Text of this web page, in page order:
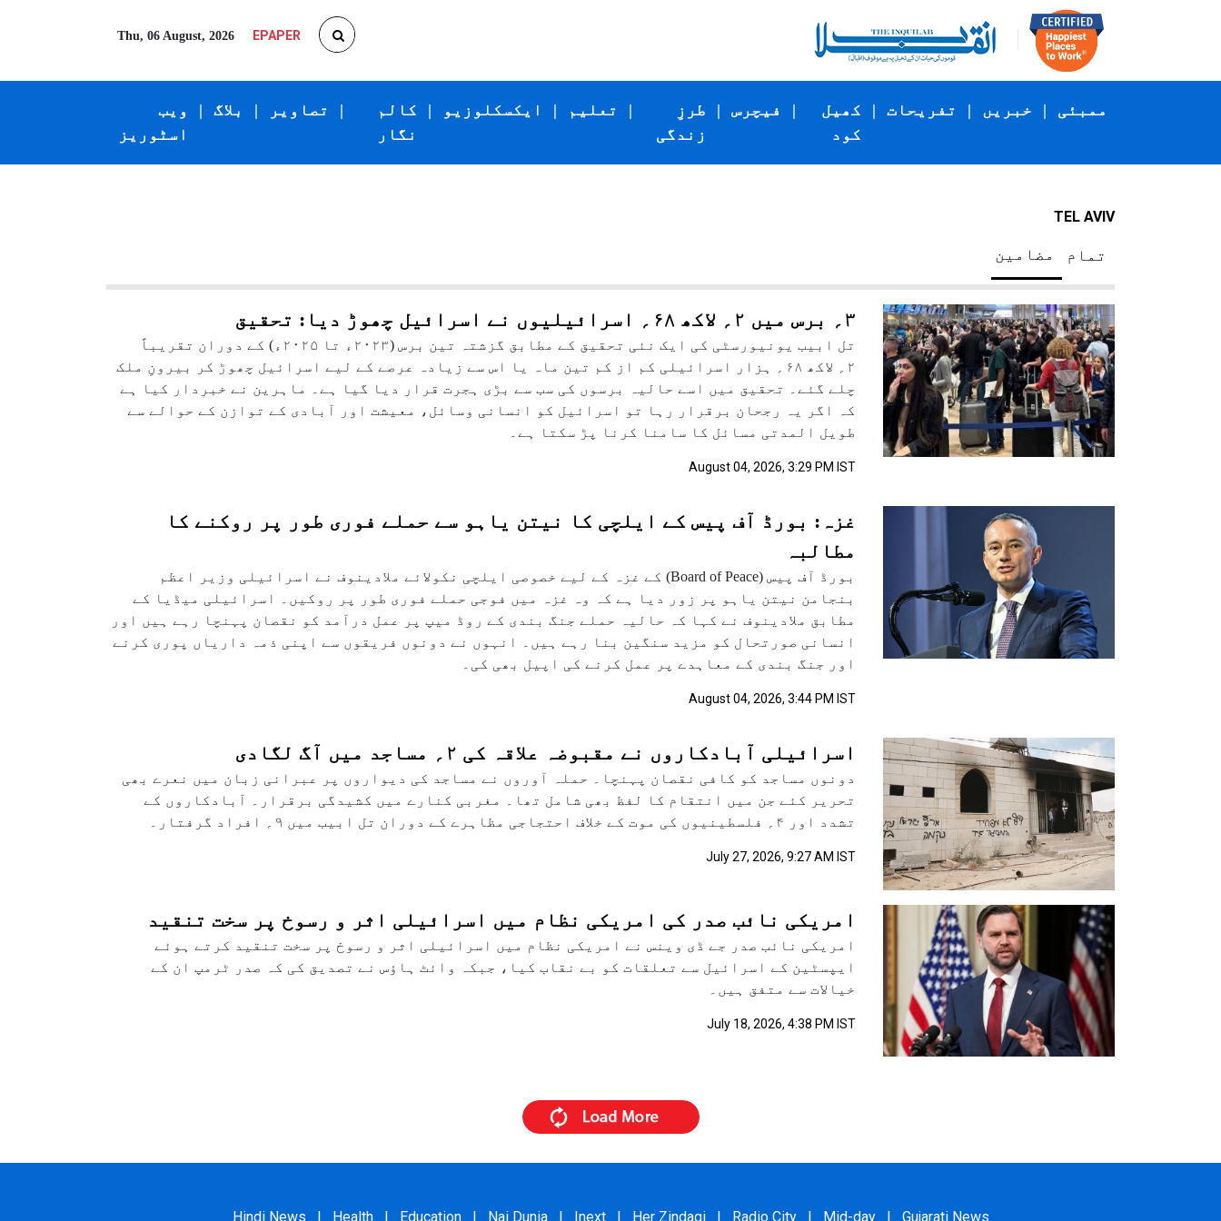
Thu, 06 August, 2026 EPAPER
ویب
اسٹوریز
| بلاگ | تصاویر |
کالم
نگار
| ایکسکلوزیو | تعلیم |
طرزِ
زندگی
| فیچرس |
کھیل
کود
| تفریحات | خبریں | ممبئی
TEL AVIV
مضامین تمام
۳؍ برس میں ۲؍ لاکھ ۶۸؍ اسرائیلیوں نے اسرائیل چھوڑ دیا: تحقیق
تل ابیب یونیورسٹی کی ایک نئی تحقیق کے مطابق گزشتہ تین برس (۲۰۲۳ء تا ۲۰۲۵ء) کے دوران تقریباً
۲؍ لاکھ ۶۸؍ ہزار اسرائیلی کم از کم تین ماہ یا اس سے زیادہ عرصے کے لیے اسرائیل چھوڑ کر بیرونِ ملک
چلے گئے۔ تحقیق میں اسے حالیہ برسوں کی سب سے بڑی ہجرت قرار دیا گیا ہے۔ ماہرین نے خبردار کیا ہے
کہ اگر یہ رجحان برقرار رہا تو اسرائیل کو انسانی وسائل، معیشت اور آبادی کے توازن کے حوالے سے
طویل المدتی مسائل کا سامنا کرنا پڑ سکتا ہے۔
August 04, 2026, 3:29 PM IST
غزہ: بورڈ آف پیس کے ایلچی کا نیتن یاہو سے حملے فوری طور پر روکنے کا
مطالبہ
بورڈ آف پیس (Board of Peace) کے غزہ کے لیے خصوصی ایلچی نکولائے ملادینوف نے اسرائیلی وزیر اعظم
بنجامن نیتن یاہو پر زور دیا ہے کہ وہ غزہ میں فوجی حملے فوری طور پر روکیں۔ اسرائیلی میڈیا کے
مطابق ملادینوف نے کہا کہ حالیہ حملے جنگ بندی کے روڈ میپ پر عمل درآمد کو نقصان پہنچا رہے ہیں اور
انسانی صورتحال کو مزید سنگین بنا رہے ہیں۔ انہوں نے دونوں فریقوں سے اپنی ذمہ داریاں پوری کرنے
اور جنگ بندی کے معاہدے پر عمل کرنے کی اپیل بھی کی۔
August 04, 2026, 3:44 PM IST
اسرائیلی آبادکاروں نے مقبوضہ علاقہ کی ۲؍ مساجد میں آگ لگادی
دونوں مساجد کو کافی نقصان پہنچا۔ حملہ آوروں نے مساجد کی دیواروں پر عبرانی زبان میں نعرے بھی
تحریر کئے جن میں انتقام کا لفظ بھی شامل تھا۔ مغربی کنارے میں کشیدگی برقرار۔ آبادکاروں کے
تشدد اور ۴؍ فلسطینیوں کی موت کے خلاف احتجاجی مظاہرے کے دوران تل ابیب میں ۹؍ افراد گرفتار۔
July 27, 2026, 9:27 AM IST
امریکی نائب صدر کی امریکی نظام میں اسرائیلی اثر و رسوخ پر سخت تنقید
امریکی نائب صدر جے ڈی وینس نے امریکی نظام میں اسرائیلی اثر و رسوخ پر سخت تنقید کرتے ہوئے
ایپسٹین کے اسرائیل سے تعلقات کو بے نقاب کیا، جبکہ وائٹ ہاؤس نے تصدیق کی کہ صدر ٹرمپ ان کے
خیالات سے متفق ہیں۔
July 18, 2026, 4:38 PM IST
Hindi News Health Education Nai Dunia Inext Her Zindagi Radio City Mid-day Gujarati News